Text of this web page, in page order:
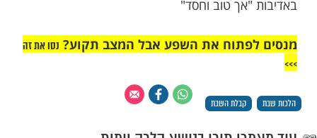
שנשים אינן מקבלות
הדליקה את נרות שבת יותר מחצי שעה
שאז מקבלת שבת בעל כורחה ולא מועיל
צורך גדול, אפשר להקל להדליק נרות שבת